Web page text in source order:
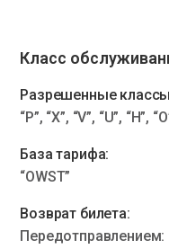
Класс
Разрешенные
“P”, “X”, “V”, “U”, “H”,
База тарифа:
“OWST”
Возврат билета:
Передотправлением: